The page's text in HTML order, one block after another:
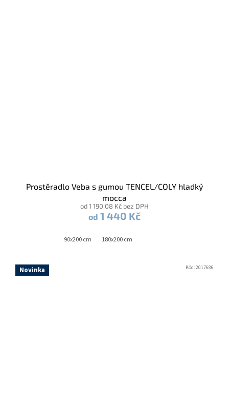
Prostěradlo Veba s gumou TENCEL/COLY hladký
mocca
od 1 190,08 Kč bez DPH
od 1 440 Kč
90x200 cm 180x200 cm
Novinka Kód:2017686